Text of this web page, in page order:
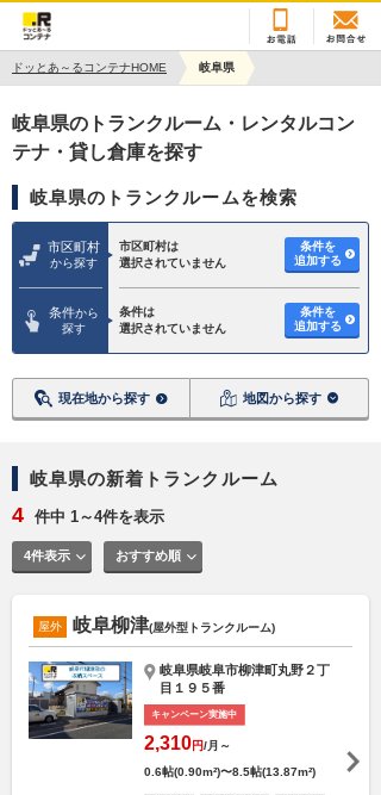
ドッとあ～るコンテナHOME 岐阜県
岐阜県のトランクルーム・レンタルコン
テナ・貸し倉庫を探す
岐阜県のトランクルームを検索
市区町村
から探す
市区町村は
選択されていません
条件を
追加する
条件から
探す
条件は
選択されていません
条件を
追加する
現在地から探す 地図から探す
岐阜県の新着トランクルーム
4 件中 1～4件を表示
4件表示 おすすめ順
屋外 岐阜柳津(屋外型トランクルーム)
岐阜県岐阜市柳津町丸野２丁
目１９５番
キャンペーン実施中
2,310円/月～
0.6帖(0.90m²)〜8.5帖(13.87m²)